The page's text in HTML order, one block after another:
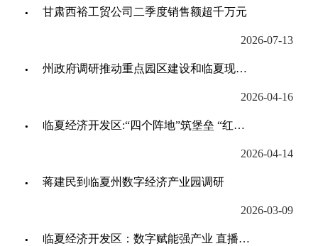
甘肃西裕工贸公司二季度销售额超千万元
2026-07-13
州政府调研推动重点园区建设和临夏现代职业学院本科培育工作
2026-04-16
临夏经济开发区:“四个阵地”筑堡垒 “红色引擎”促发展
2026-04-14
蒋建民到临夏州数字经济产业园调研
2026-03-09
临夏经济开发区：数字赋能强产业 直播架桥拓新程